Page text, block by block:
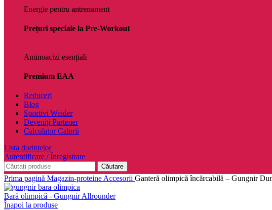
Energie pentru antrenament
Prețuri speciale la Pre-Workout
Aminoacizi esențiali
Premium EAA
Reduceri
Blog
Sportivi Weider
Deveniți Partener
Calculator Calorii
Lista dorințelor
Autentificare / Înregistrare
Căutare
Prima pagină Magazin-proteine Accesorii Ganteră olimpică încărcabilă – Gungnir
Bară olimpică - Gungnir Allrounder
Înapoi la produse